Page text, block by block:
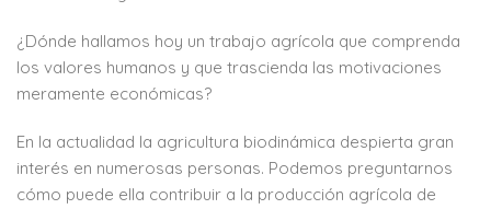
¿Dónde hallamos hoy un trabajo agrícola que comprenda
los valores humanos y que trascienda las motivaciones
meramente económicas?
En la actualidad la agricultura biodinámica despierta gran
interés en numerosas personas. Podemos preguntarnos
cómo puede ella contribuir a la producción agrícola de